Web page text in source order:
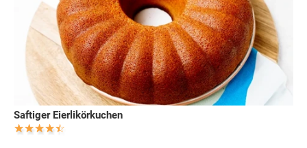
Saftiger Eierlikörkuchen